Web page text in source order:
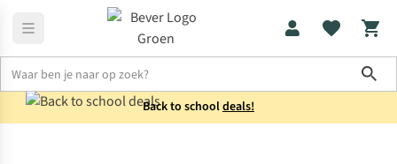
Back to schooldeals!